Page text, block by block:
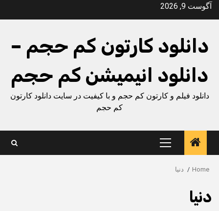
Skipآگوست 9, 2026
دانلود کارتون کم حجم –
دانلود انیمیشن کم حجم
دانلود فیلم و کارتون کم حجم و با کیفیت در سایت دانلود کارتون
کم حجم
Primary
Menu
Home دنیا
دنیا